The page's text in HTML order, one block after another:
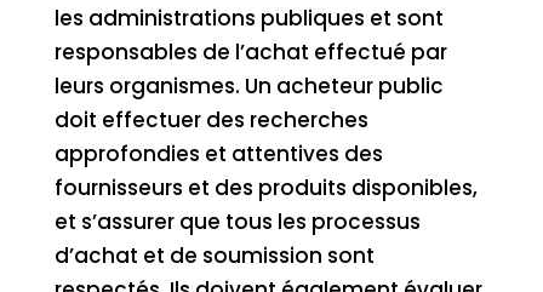
les administrations publiques et sont
responsables de l’achat effectué par
leurs organismes. Un acheteur public
doit effectuer des recherches
approfondies et attentives des
fournisseurs et des produits disponibles,
et s’assurer que tous les processus
d’achat et de soumission sont